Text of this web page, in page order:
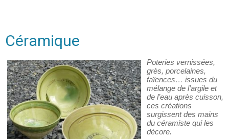
Céramique
Poteries vernissées,
grès, porcelaines,
faïences… issues du
mélange de l’argile et
de l’eau après cuisson,
ces créations
surgissent des mains
du céramiste qui les
décore.